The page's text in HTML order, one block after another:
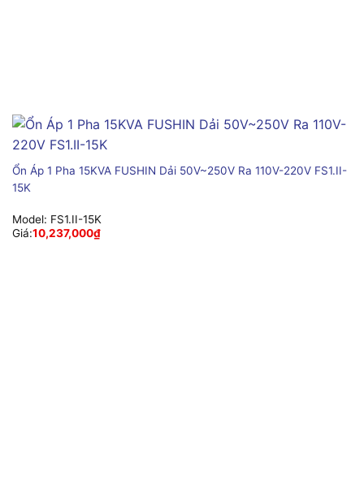
Ổn Áp 1 Pha 15KVA FUSHIN Dải 50V~250V Ra 110V-220V FS1.II-
15K
Model: FS1.II-15K
Giá:10,237,000₫